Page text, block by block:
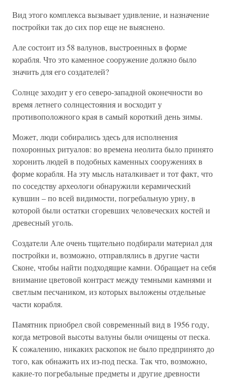
Вид этого комплекса вызывает удивление, и назначение
постройки так до сих пор еще не выяснено.
Але состоит из 58 валунов, выстроенных в форме
корабля. Что это каменное сооружение должно было
значить для его создателей?
Солнце заходит у его северо-западной оконечности во
время летнего солнцестояния и восходит у
противоположного края в самый короткий день зимы.
Может, люди собирались здесь для исполнения
похоронных ритуалов: во времена неолита было принято
хоронить людей в подобных каменных сооружениях в
форме корабля. На эту мысль наталкивает и тот факт, что
по соседству археологи обнаружили керамический
кувшин – по всей видимости, погребальную урну, в
которой были остатки сгоревших человеческих костей и
древесный уголь.
Создатели Але очень тщательно подбирали материал для
постройки и, возможно, отправлялись в другие части
Сконе, чтобы найти подходящие камни. Обращает на себя
внимание цветовой контраст между темными камнями и
светлым песчаником, из которых выложены отдельные
части корабля.
Памятник приобрел свой современный вид в 1956 году,
когда метровой высоты валуны были очищены от песка.
К сожалению, никаких раскопок не было предпринято до
того, как обнажить их из-под песка. Так что, возможно,
какие-то погребальные предметы и другие древности